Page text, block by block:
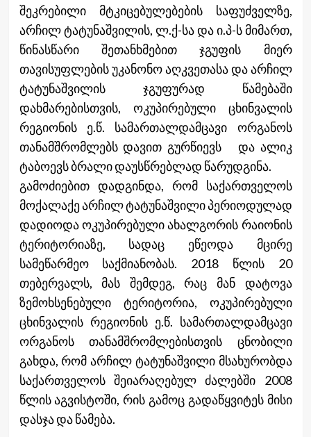
შეკრებილი მტკიცებულებების საფუძველზე,
არჩილ ტატუნაშვილის, ლ.ქ-სა და ი.პ-ს მიმართ,
წინასწარი შეთანხმებით ჯგუფის მიერ
თავისუფლების უკანონო აღკვეთასა და არჩილ
ტატუნაშვილის ჯგუფურად წამებაში
დახმარებისთვის, ოკუპირებული ცხინვალის
რეგიონის ე.წ. სამართალდამცავი ორგანოს
თანამშრომლებს დავით გურწიევს და ალიკ
ტაბოევს ბრალი დაუსწრებლად წარუდგინა.
გამოძიებით დადგინდა, რომ საქართველოს
მოქალაქე არჩილ ტატუნაშვილი პერიოდულად
დადიოდა ოკუპირებული ახალგორის რაიონის
ტერიტორიაზე, სადაც ეწეოდა მცირე
სამეწარმეო საქმიანობას. 2018 წლის 20
თებერვალს, მას შემდეგ, რაც მან დატოვა
ზემოხსენებული ტერიტორია, ოკუპირებული
ცხინვალის რეგიონის ე.წ. სამართალდამცავი
ორგანოს თანამშრომლებისთვის ცნობილი
გახდა, რომ არჩილ ტატუნაშვილი მსახურობდა
საქართველოს შეიარაღებულ ძალებში 2008
წლის აგვისტოში, რის გამოც გადაწყვიტეს მისი
დასჯა და წამება.